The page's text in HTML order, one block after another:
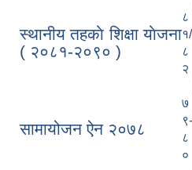
स्थानीय तहकाे शिक्षा याेजना
( २०८१-२०९० )
८
१/
८
२
सामायोजन ऐन २०७८
७
९-
८
०